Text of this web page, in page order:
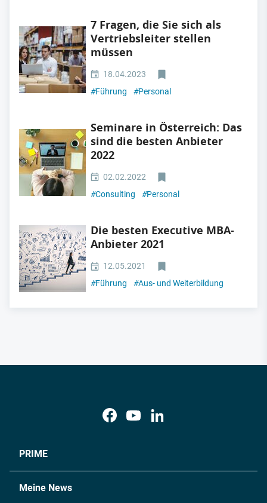
7 Fragen, die Sie sich als
Vertriebsleiter stellen
müssen
18.04.2023
#Führung #Personal
Seminare in Österreich: Das
sind die besten Anbieter
2022
02.02.2022
#Consulting #Personal
Die besten Executive MBA-
Anbieter 2021
12.05.2021
#Führung #Aus- und Weiterbildung
PRIME
Meine News